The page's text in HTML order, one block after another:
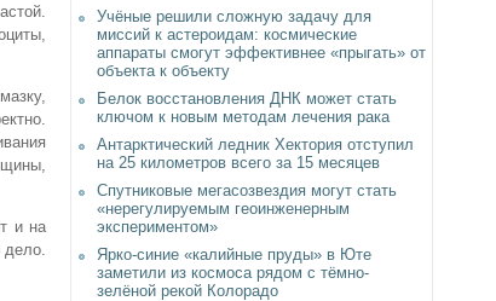
и на
дело.
Учёные решили сложную задачу для
миссий к астероидам: космические
аппараты смогут эффективнее «прыгать» от
объекта к объекту
Белок восстановления ДНК может стать
ключом к новым методам лечения рака
Антарктический ледник Хектория отступил
на 25 километров всего за 15 месяцев
Спутниковые мегасозвездия могут стать
«нерегулируемым геоинженерным
экспериментом»
Ярко-синие «калийные пруды» в Юте
заметили из космоса рядом с тёмно-
зелёной рекой Колорадо